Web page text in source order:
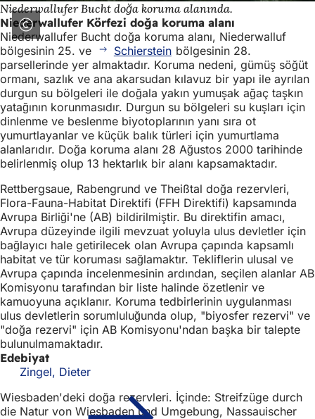
Niederwallufer Bucht doğa koruma alanında.
Niederwallufer Körfezi doğa koruma alanı
Niederwallufer Bucht doğa koruma alanı, Niederwalluf
bölgesinin 25. ve
Schierstein bölgesinin 28.
parsellerinde yer almaktadır. Koruma nedeni, gümüş söğüt
ormanı, sazlık ve ana akarsudan kılavuz bir yapı ile ayrılan
durgun su bölgeleri ile doğala yakın yumuşak ağaç taşkın
yatağının korunmasıdır. Durgun su bölgeleri su kuşları için
dinlenme ve beslenme biyotoplarının yanı sıra ot
yumurtlayanlar ve küçük balık türleri için yumurtlama
alanlarıdır. Doğa koruma alanı 28 Ağustos 2000 tarihinde
belirlenmiş olup 13 hektarlık bir alanı kapsamaktadır.
Rettbergsaue, Rabengrund ve Theißtal doğa rezervleri,
Flora-Fauna-Habitat Direktifi (FFH Direktifi) kapsamında
Avrupa Birliği'ne (AB) bildirilmiştir. Bu direktifin amacı,
Avrupa düzeyinde ilgili mevzuat yoluyla ulus devletler için
bağlayıcı hale getirilecek olan Avrupa çapında kapsamlı
habitat ve tür koruması sağlamaktır. Tekliflerin ulusal ve
Avrupa çapında incelenmesinin ardından, seçilen alanlar AB
Komisyonu tarafından bir liste halinde özetlenir ve
kamuoyuna açıklanır. Koruma tedbirlerinin uygulanması
ulus devletlerin sorumluluğunda olup, "biyosfer rezervi" ve
"doğa rezervi" için AB Komisyonu'ndan başka bir talepte
bulunulmamaktadır.
Edebiyat
Zingel, Dieter
Wiesbaden'deki doğa rezervleri. İçinde: Streifzüge durch
die Natur von Wiesbaden und Umgebung, Nassauischer